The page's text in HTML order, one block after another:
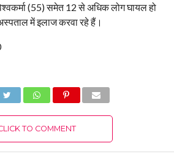
(55) समेत 12 से अधिक लोग घायल हो
में इलाज करवा रहे हैं।
TO COMMENT